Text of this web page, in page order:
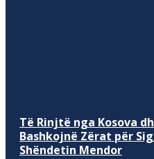
Të Rinjtë nga Kosova
Bashkojnë Zërat për
Shëndetin Mendor